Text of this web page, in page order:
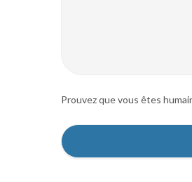
Prouvez que vous êtes